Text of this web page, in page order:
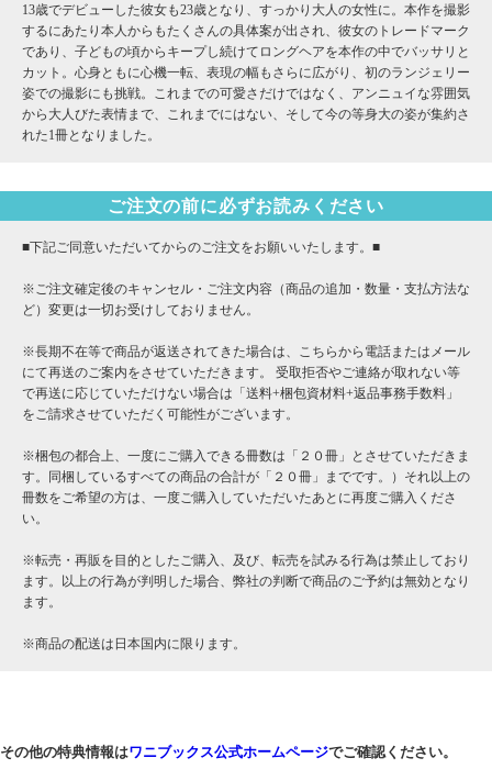
13歳でデビューした彼女も23歳となり、すっかり大人の女性に。本作を撮影
するにあたり本人からもたくさんの具体案が出され、彼女のトレードマーク
であり、子どもの頃からキープし続けてロングヘアを本作の中でバッサリと
カット。心身ともに心機一転、表現の幅もさらに広がり、初のランジェリー
姿での撮影にも挑戦。これまでの可愛さだけではなく、アンニュイな雰囲気
から大人びた表情まで、これまでにはない、そして今の等身大の姿が集約さ
れた1冊となりました。
ご注文の前に必ずお読みください
■下記ご同意いただいてからのご注文をお願いいたします。■
※ご注文確定後のキャンセル・ご注文内容（商品の追加・数量・支払方法な
ど）変更は一切お受けしておりません。
※長期不在等で商品が返送されてきた場合は、こちらから電話またはメール
にて再送のご案内をさせていただきます。 受取拒否やご連絡が取れない等
で再送に応じていただけない場合は「送料+梱包資材料+返品事務手数料」
をご請求させていただく可能性がございます。
※梱包の都合上、一度にご購入できる冊数は「２０冊」とさせていただきま
す。同梱しているすべての商品の合計が「２０冊」までです。）それ以上の
冊数をご希望の方は、一度ご購入していただいたあとに再度ご購入くださ
い。
※転売・再販を目的としたご購入、及び、転売を試みる行為は禁止しており
ます。以上の行為が判明した場合、弊社の判断で商品のご予約は無効となり
ます。
※商品の配送は日本国内に限ります。
その他の特典情報はワニブックス公式ホームページでご確認ください。